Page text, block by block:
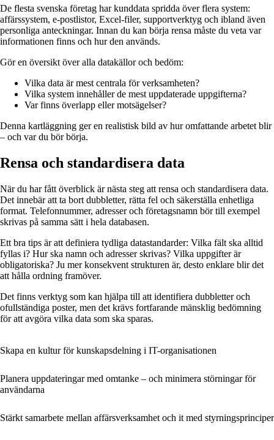
De flesta svenska företag har kunddata spridda över flera system:
affärssystem, e-postlistor, Excel-filer, supportverktyg och ibland även
personliga anteckningar. Innan du kan börja rensa måste du veta var
informationen finns och hur den används.
Gör en översikt över alla datakällor och bedöm:
Vilka data är mest centrala för verksamheten?
Vilka system innehåller de mest uppdaterade uppgifterna?
Var finns överlapp eller motsägelser?
Denna kartläggning ger en realistisk bild av hur omfattande arbetet blir
– och var du bör börja.
Rensa och standardisera data
När du har fått överblick är nästa steg att rensa och standardisera data.
Det innebär att ta bort dubbletter, rätta fel och säkerställa enhetliga
format. Telefonnummer, adresser och företagsnamn bör till exempel
skrivas på samma sätt i hela databasen.
Ett bra tips är att definiera tydliga datastandarder: Vilka fält ska alltid
fyllas i? Hur ska namn och adresser skrivas? Vilka uppgifter är
obligatoriska? Ju mer konsekvent strukturen är, desto enklare blir det
att hålla ordning framöver.
Det finns verktyg som kan hjälpa till att identifiera dubbletter och
ofullständiga poster, men det krävs fortfarande mänsklig bedömning
för att avgöra vilka data som ska sparas.
Skapa en kultur för kunskapsdelning i IT-organisationen
Planera uppdateringar med omtanke – och minimera störningar för
användarna
Stärkt samarbete mellan affärsverksamhet och it med styrningsprinciper